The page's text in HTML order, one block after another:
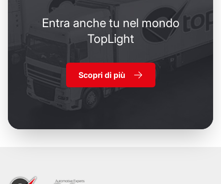
Entra anche tu nel mondo
TopLight
Scopri di più